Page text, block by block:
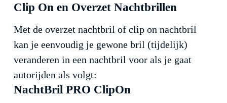
Clip On en Overzet Nachtbrillen
Met de overzet nachtbril of clip on nachtbril
kan je eenvoudig je gewone bril (tijdelijk)
veranderen in een nachtbril voor als je gaat
autorijden als volgt:
NachtBril PRO ClipOn